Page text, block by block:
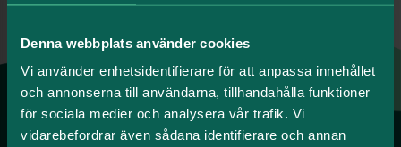
Denna webbplats använder cookies
Vi använder enhetsidentifierare för att anpassa innehållet
och annonserna till användarna, tillhandahålla funktioner
för sociala medier och analysera vår trafik. Vi
vidarebefordrar även sådana identifierare och annan
Ta del av tidtabellen här.